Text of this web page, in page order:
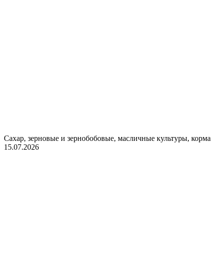
Сахар, зерновые и зернобобовые, масличные культуры, корма
15.07.2026